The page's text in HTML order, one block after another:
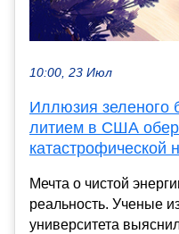
10:00, 23 Июл
Иллюзия зеленого
литием в США
катастрофической
Мечта о чистой
реальность. Ученые
университета